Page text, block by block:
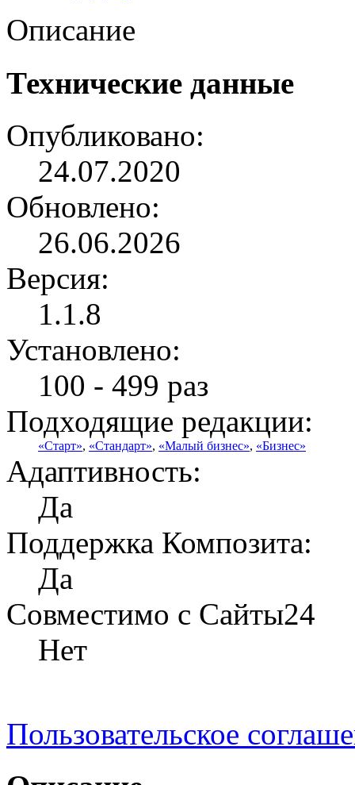
Описание
Технические данные
Опубликовано:
24.07.2020
Обновлено:
26.06.2026
Версия:
1.1.8
Установлено:
100 - 499 раз
Подходящие редакции:
«Старт», «Стандарт», «Малый бизнес», «Бизнес»
Адаптивность:
Да
Поддержка Композита:
Да
Совместимо с Сайты24
Нет
Пользовательское